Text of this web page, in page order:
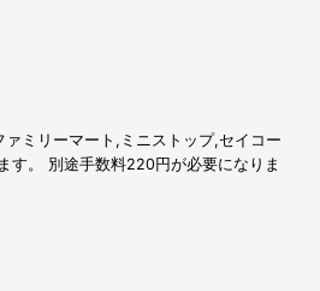
ミリーマート,ミニストップ,セイコー
す。 別途手数料220円が必要になりま